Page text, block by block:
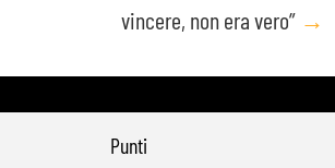
vincere, non era vero” →
Punti